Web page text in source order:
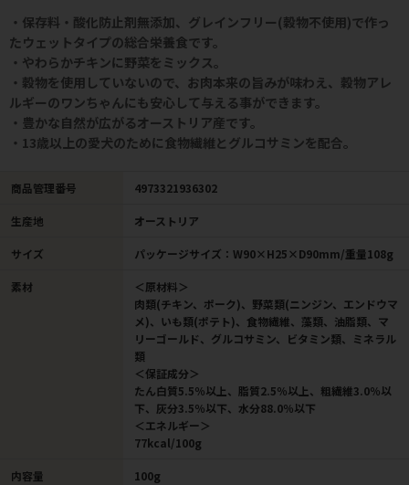
・保存料・酸化防止剤無添加、グレインフリー(穀物不使用)で作っ
たウェットタイプの総合栄養食です。
・やわらかチキンに野菜をミックス。
・穀物を使用していないので、お肉本来の旨みが味わえ、穀物アレ
ルギーのワンちゃんにも安心して与える事ができます。
・豊かな自然が広がるオーストリア産です。
・13歳以上の愛犬のために食物繊維とグルコサミンを配合。
商品管理番号 4973321936302
生産地 オーストリア
サイズ パッケージサイズ：W90×H25×D90mm/重量108g
素材
＜原材料＞
肉類(チキン、ポーク)、野菜類(ニンジン、エンドウマ
メ)、いも類(ポテト)、食物繊維、藻類、油脂類、マ
リーゴールド、グルコサミン、ビタミン類、ミネラル
類
＜保証成分＞
たん白質5.5％以上、脂質2.5％以上、粗繊維3.0％以
下、灰分3.5％以下、水分88.0％以下
＜エネルギー＞
77kcal/100g
内容量 100g